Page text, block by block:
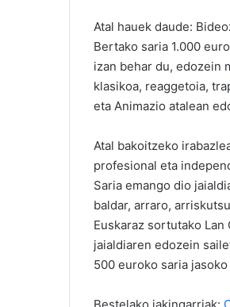
Atal hauek daude:
Bertako saria 1.000
izan behar du, edozein
klasikoa, reaggetoia,
eta Animazio atalean
Atal bakoitzeko
profesional eta
Saria emango dio
baldar, arraro,
Euskaraz sortutako
jaialdiaren edozein
500 euroko saria